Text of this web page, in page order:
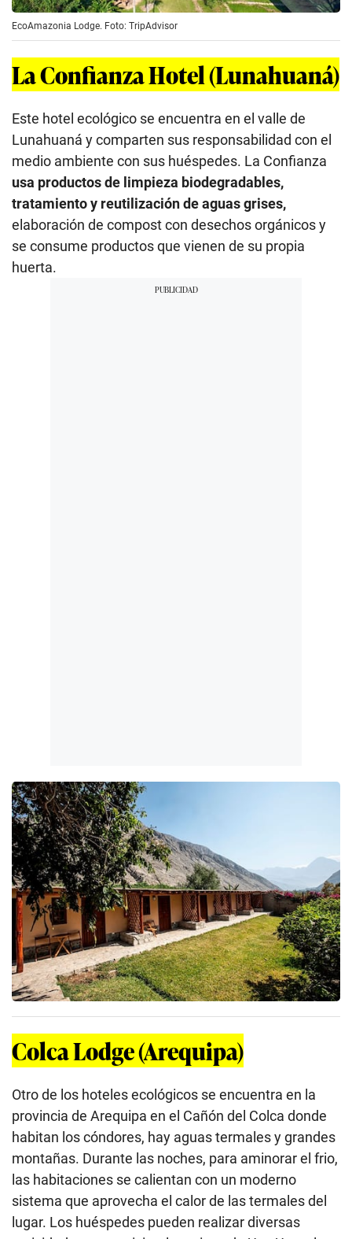
EcoAmazonia Lodge. Foto: TripAdvisor
La Confianza Hotel (Lunahuaná)
Este hotel ecológico se encuentra en el valle de
Lunahuaná y comparten sus responsabilidad con el
medio ambiente con sus huéspedes. La Confianza
usa productos de limpieza biodegradables,
tratamiento y reutilización de aguas grises,
elaboración de compost con desechos orgánicos y
se consume productos que vienen de su propia
huerta.
Colca Lodge (Arequipa)
Otro de los hoteles ecológicos se encuentra en la
provincia de Arequipa en el Cañón del Colca donde
habitan los cóndores, hay aguas termales y grandes
montañas. Durante las noches, para aminorar el frio,
las habitaciones se calientan con un moderno
sistema que aprovecha el calor de las termales del
lugar. Los huéspedes pueden realizar diversas